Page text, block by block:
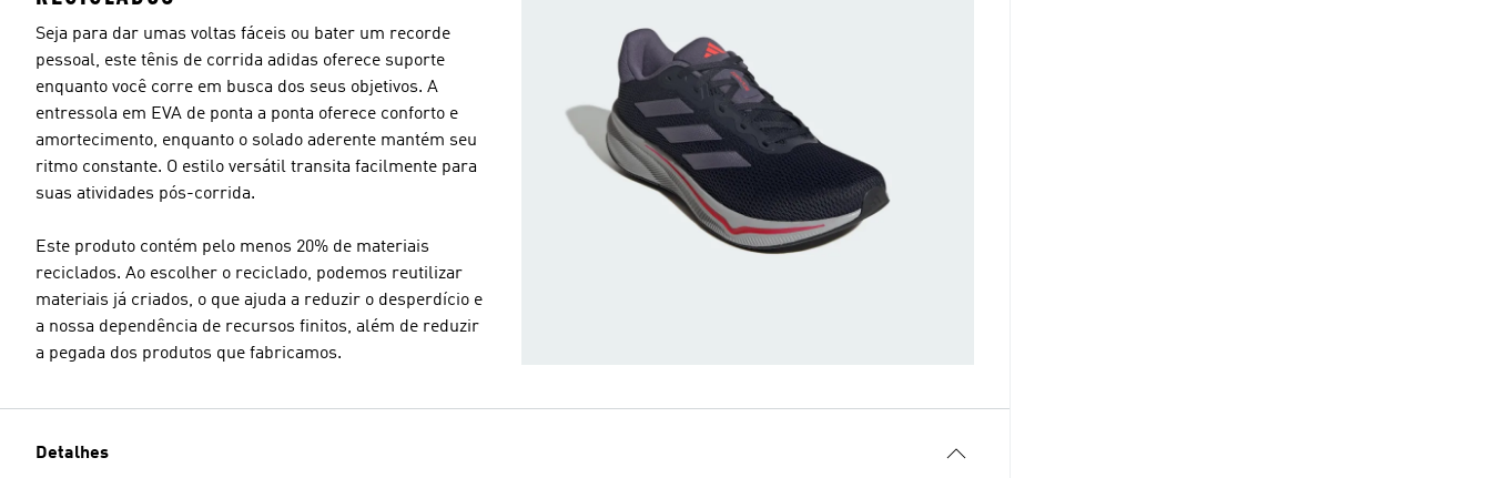
Seja para dar umas voltas fáceis ou bater um recorde
pessoal, este tênis de corrida adidas oferece suporte
enquanto você corre em busca dos seus objetivos. A
entressola em EVA de ponta a ponta oferece conforto e
amortecimento, enquanto o solado aderente mantém seu
ritmo constante. O estilo versátil transita facilmente para
suas atividades pós-corrida.
Este produto contém pelo menos 20% de materiais
reciclados. Ao escolher o reciclado, podemos reutilizar
materiais já criados, o que ajuda a reduzir o desperdício e
a nossa dependência de recursos finitos, além de reduzir
a pegada dos produtos que fabricamos.
Detalhes